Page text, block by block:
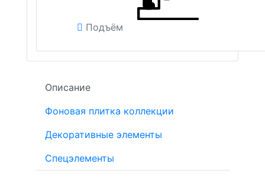
Подъём
Описание
Фоновая плитка коллекции
Декоративные элементы
Спецэлементы